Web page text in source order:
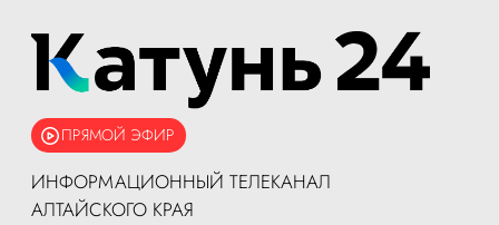
ПРЯМОЙ ЭФИР
ИНФОРМАЦИОННЫЙ ТЕЛЕКАНАЛ
АЛТАЙСКОГО КРАЯ